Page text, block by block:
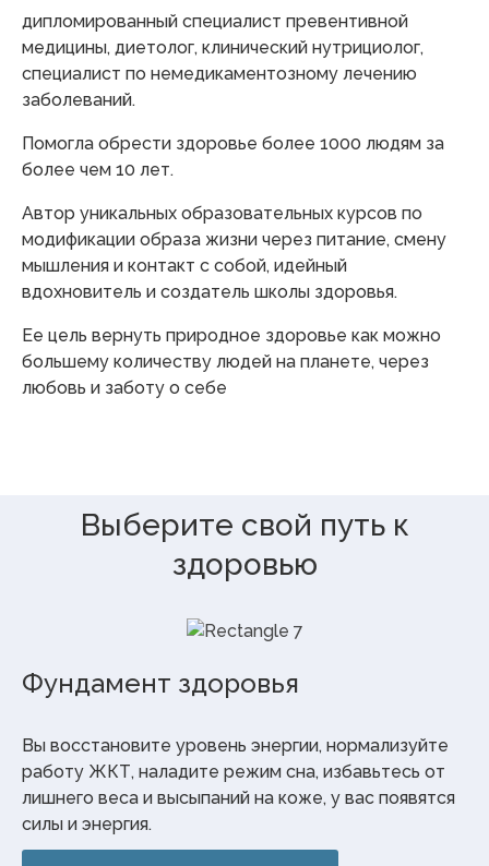
дипломированный специалист превентивной
медицины, диетолог, клинический нутрициолог,
специалист по немедикаментозному лечению
заболеваний.
Помогла обрести здоровье более 1000 людям за
более чем 10 лет.
Автор уникальных образовательных курсов по
модификации образа жизни через питание, смену
мышления и контакт с собой, идейный
вдохновитель и создатель школы здоровья.
Ее цель вернуть природное здоровье как можно
большему количеству людей на планете, через
любовь и заботу о себе
Выберите свой путь к
здоровью
Фундамент здоровья
Вы восстановите уровень энергии, нормализуйте
работу ЖКТ, наладите режим сна, избавьтесь от
лишнего веса и высыпаний на коже, у вас появятся
силы и энергия.